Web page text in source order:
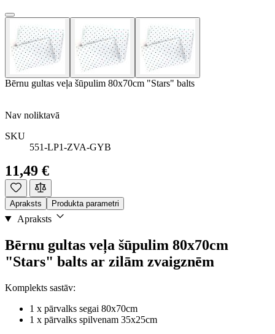
Bērnu gultas veļa šūpulim 80x70cm "Stars" balts
Nav noliktavā
SKU
551-LP1-ZVA-GYB
11,49 €
Apraksts Produkta parametri
Apraksts
Bērnu gultas veļa šūpulim 80x70cm
"Stars" balts ar zilām zvaigznēm
Komplekts sastāv:
1 x pārvalks segai 80x70cm
1 x pārvalks spilvenam 35x25cm